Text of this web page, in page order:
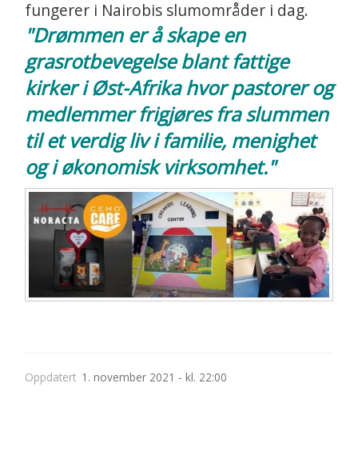
fungerer i Nairobis slumområder i dag.
"Drømmen er å skape en
grasrotbevegelse blant fattige
kirker i Øst-Afrika hvor pastorer og
medlemmer frigjøres fra slummen
til et verdig liv i familie, menighet
og i økonomisk virksomhet."
Oppdatert 1. november 2021 - kl. 22:00